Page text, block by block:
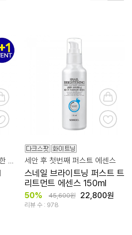
세안 후 첫번째 퍼스트 에센스
스네일 브라이트닝 퍼스트 트
리트먼트 에센스 150ml
50% 45,600원 22,800원
리뷰 수 : 978